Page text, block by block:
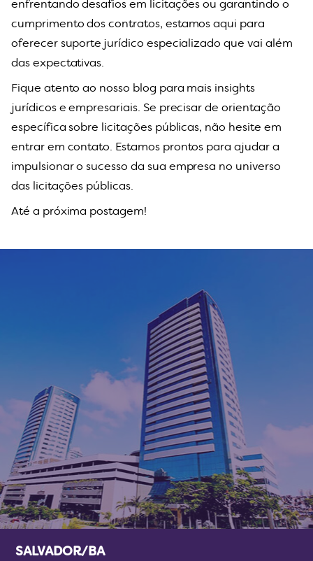
enfrentando desafios em licitações ou garantindo o
cumprimento dos contratos, estamos aqui para
oferecer suporte jurídico especializado que vai além
das expectativas.
Fique atento ao nosso blog para mais insights
jurídicos e empresariais. Se precisar de orientação
específica sobre licitações públicas, não hesite em
entrar em contato. Estamos prontos para ajudar a
impulsionar o sucesso da sua empresa no universo
das licitações públicas.
Até a próxima postagem!
SALVADOR/BA